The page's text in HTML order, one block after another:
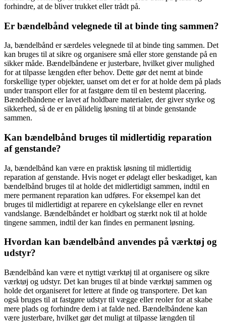
forhindre, at de bliver trukket eller trådt på.
Er bændelbånd velegnede til at binde ting sammen?
Ja, bændelbånd er særdeles velegnede til at binde ting sammen. Det
kan bruges til at sikre og organisere små eller store genstande på en
sikker måde. Bændelbåndene er justerbare, hvilket giver mulighed
for at tilpasse længden efter behov. Dette gør det nemt at binde
forskellige typer objekter, uanset om det er for at holde dem på plads
under transport eller for at fastgøre dem til en bestemt placering.
Bændelbåndene er lavet af holdbare materialer, der giver styrke og
sikkerhed, så de er en pålidelig løsning til at binde genstande
sammen.
Kan bændelbånd bruges til midlertidig reparation
af genstande?
Ja, bændelbånd kan være en praktisk løsning til midlertidig
reparation af genstande. Hvis noget er ødelagt eller beskadiget, kan
bændelbånd bruges til at holde det midlertidigt sammen, indtil en
mere permanent reparation kan udføres. For eksempel kan det
bruges til midlertidigt at reparere en cykelslange eller en revnet
vandslange. Bændelbåndet er holdbart og stærkt nok til at holde
tingene sammen, indtil der kan findes en permanent løsning.
Hvordan kan bændelbånd anvendes på værktøj og
udstyr?
Bændelbånd kan være et nyttigt værktøj til at organisere og sikre
værktøj og udstyr. Det kan bruges til at binde værktøj sammen og
holde det organiseret for lettere at finde og transportere. Det kan
også bruges til at fastgøre udstyr til vægge eller reoler for at skabe
mere plads og forhindre dem i at falde ned. Bændelbåndene kan
være justerbare, hvilket gør det muligt at tilpasse længden til